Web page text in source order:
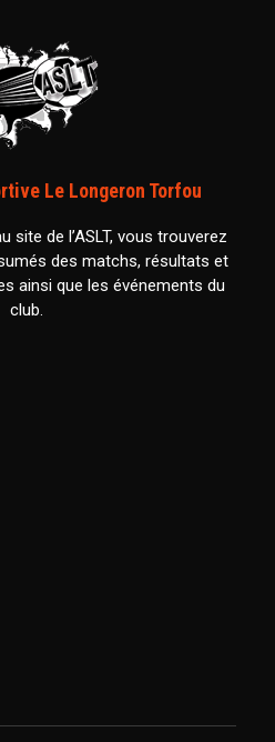
Le Longeron Torfou
site de l’ASLT, vous trouverez
des matchs, résultats et
ainsi que les événements du
club.